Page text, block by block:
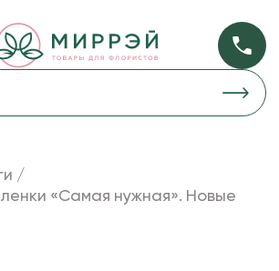
подарков Упаковка для
«Самая нужная». Новые